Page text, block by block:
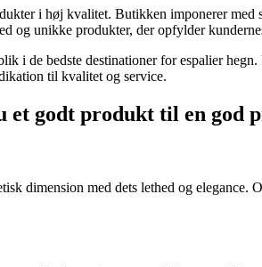
i høj kvalitet. Butikken imponerer med
og unikke produkter, der opfylder
i de bedste destinationer for espalier
til kvalitet og service.
et godt produkt til en god
dimension med dets lethed og